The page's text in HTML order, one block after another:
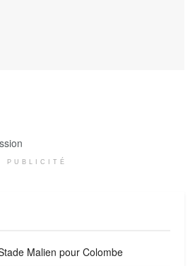
PUBLICITÉ
Malien pour Colombe